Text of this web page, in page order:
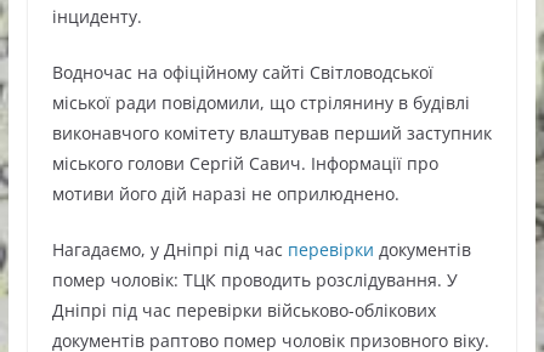
інциденту.
Водночас на офіційному сайті Світловодської
міської ради повідомили, що стрілянину в будівлі
виконавчого комітету влаштував перший заступник
міського голови Сергій Савич. Інформації про
мотиви його дій наразі не оприлюднено.
Нагадаємо, у Дніпрі під час перевірки документів
помер чоловік: ТЦК проводить розслідування. У
Дніпрі під час перевірки військово-облікових
документів раптово помер чоловік призовного віку.